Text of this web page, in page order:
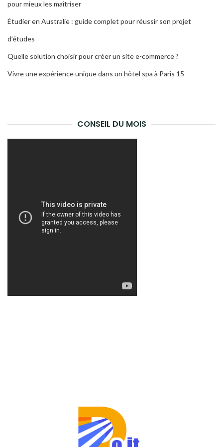
pour mieux les maîtriser
Étudier en Australie : guide complet pour réussir son projet
d’études
Quelle solution choisir pour créer un site e-commerce ?
Vivre une expérience unique dans un hôtel spa à Paris 15
CONSEIL DU MOIS